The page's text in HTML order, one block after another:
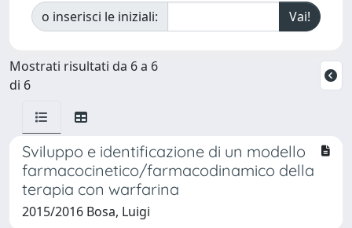
o inserisci le iniziali:
Mostrati risultati da 6 a 6
di 6
Sviluppo e identificazione di un modello
farmacocinetico/farmacodinamico della
terapia con warfarina
2015/2016 Bosa, Luigi